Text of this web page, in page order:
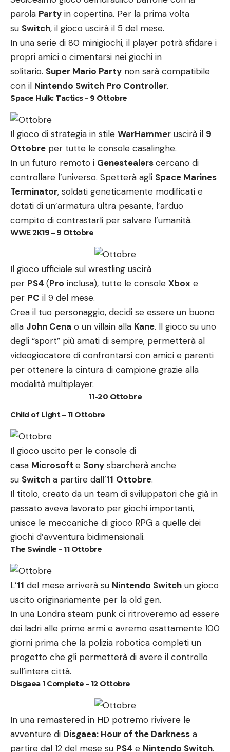
parola Party in copertina. Per la prima volta
su Switch, il gioco uscirà il 5 del mese.
In una serie di 80 minigiochi, il player potrà sfidare i
propri amici o cimentarsi nei giochi in
solitario. Super Mario Party non sarà compatibile
con il Nintendo Switch Pro Controller.
Space Hulk: Tactics – 9 Ottobre
Il gioco di strategia in stile WarHammer uscirà il 9
Ottobre per tutte le console casalinghe.
In un futuro remoto i Genestealerscercano di
controllare l’universo. Spetterà agli Space Marines
Terminator, soldati geneticamente modificati e
dotati di un’armatura ultra pesante, l’arduo
compito di contrastarli per salvare l’umanità.
WWE 2K19 – 9 Ottobre
Il gioco ufficiale sul wrestling uscirà
per PS4 (Pro inclusa), tutte le console Xbox e
per PC il 9 del mese.
Crea il tuo personaggio, decidi se essere un buono
alla John Cena o un villain alla Kane. Il gioco su uno
degli “sport” più amati di sempre, permetterà al
videogiocatore di confrontarsi con amici e parenti
per ottenere la cintura di campione grazie alla
modalità multiplayer.
11-20 Ottobre
Child of Light – 11 Ottobre
Il gioco uscito per le console di
casa Microsoft e Sony sbarcherà anche
su Switch a partire dall’11 Ottobre.
Il titolo, creato da un team di sviluppatori che già in
passato aveva lavorato per giochi importanti,
unisce le meccaniche di gioco RPG a quelle dei
giochi d’avventura bidimensionali.
The Swindle – 11 Ottobre
L’11 del mese arriverà su Nintendo Switch un gioco
uscito originariamente per la old gen.
In una Londra steam punk ci ritroveremo ad essere
dei ladri alle prime armi e avremo esattamente 100
giorni prima che la polizia robotica completi un
progetto che gli permetterà di avere il controllo
sull’intera città.
Disgaea 1 Complete – 12 Ottobre
In una remastered in HD potremo rivivere le
avventure di Disgaea: Hour of the Darkness a
partire dal 12 del mese su PS4 e Nintendo Switch.